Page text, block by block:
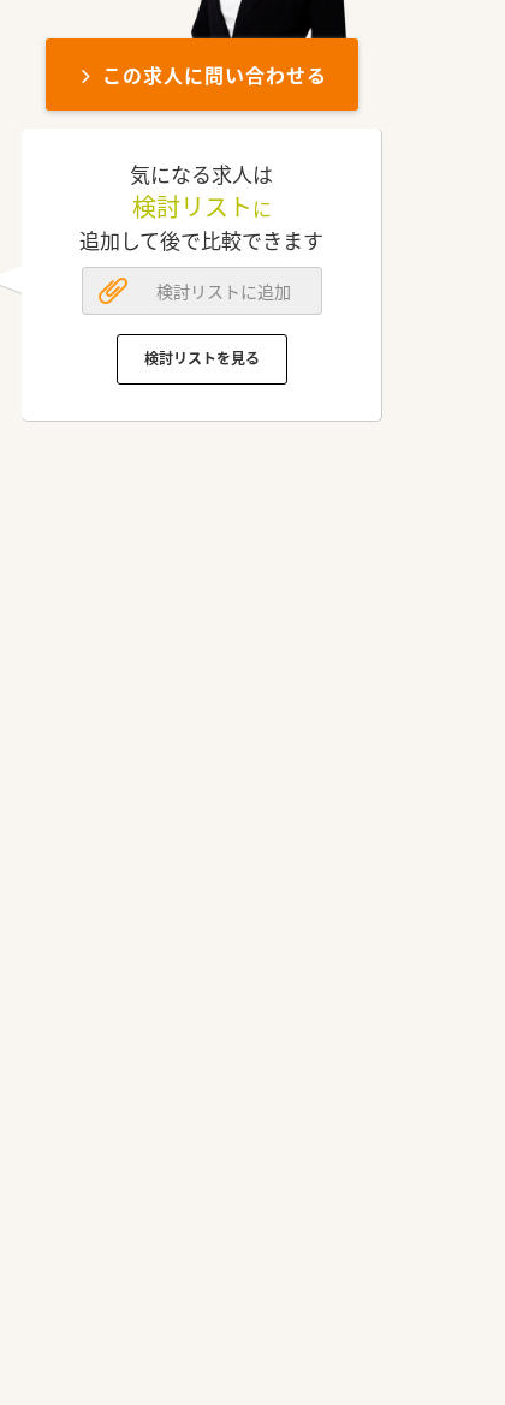
この求人に問い合わせる
気になる求人は
検討リスト に
追加して後で比較できます
検討リストに追加
検討リストを見る